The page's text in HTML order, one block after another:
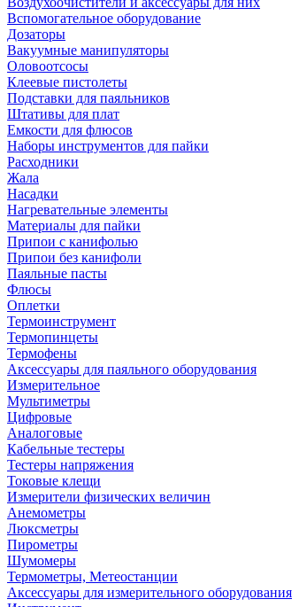
Вспомогательное оборудование
Дозаторы
Вакуумные манипуляторы
Оловоотсосы
Клеевые пистолеты
Подставки для паяльников
Штативы для плат
Емкости для флюсов
Наборы инструментов для пайки
Расходники
Жала
Насадки
Нагревательные элементы
Материалы для пайки
Припои с канифолью
Припои без канифоли
Паяльные пасты
Флюсы
Оплетки
Термоинструмент
Термопинцеты
Термофены
Аксессуары для паяльного оборудования
Измерительное
Мультиметры
Цифровые
Аналоговые
Кабельные тестеры
Тестеры напряжения
Токовые клещи
Измерители физических величин
Анемометры
Люксметры
Пирометры
Шумомеры
Термометры, Метеостанции
Аксессуары для измерительного оборудования